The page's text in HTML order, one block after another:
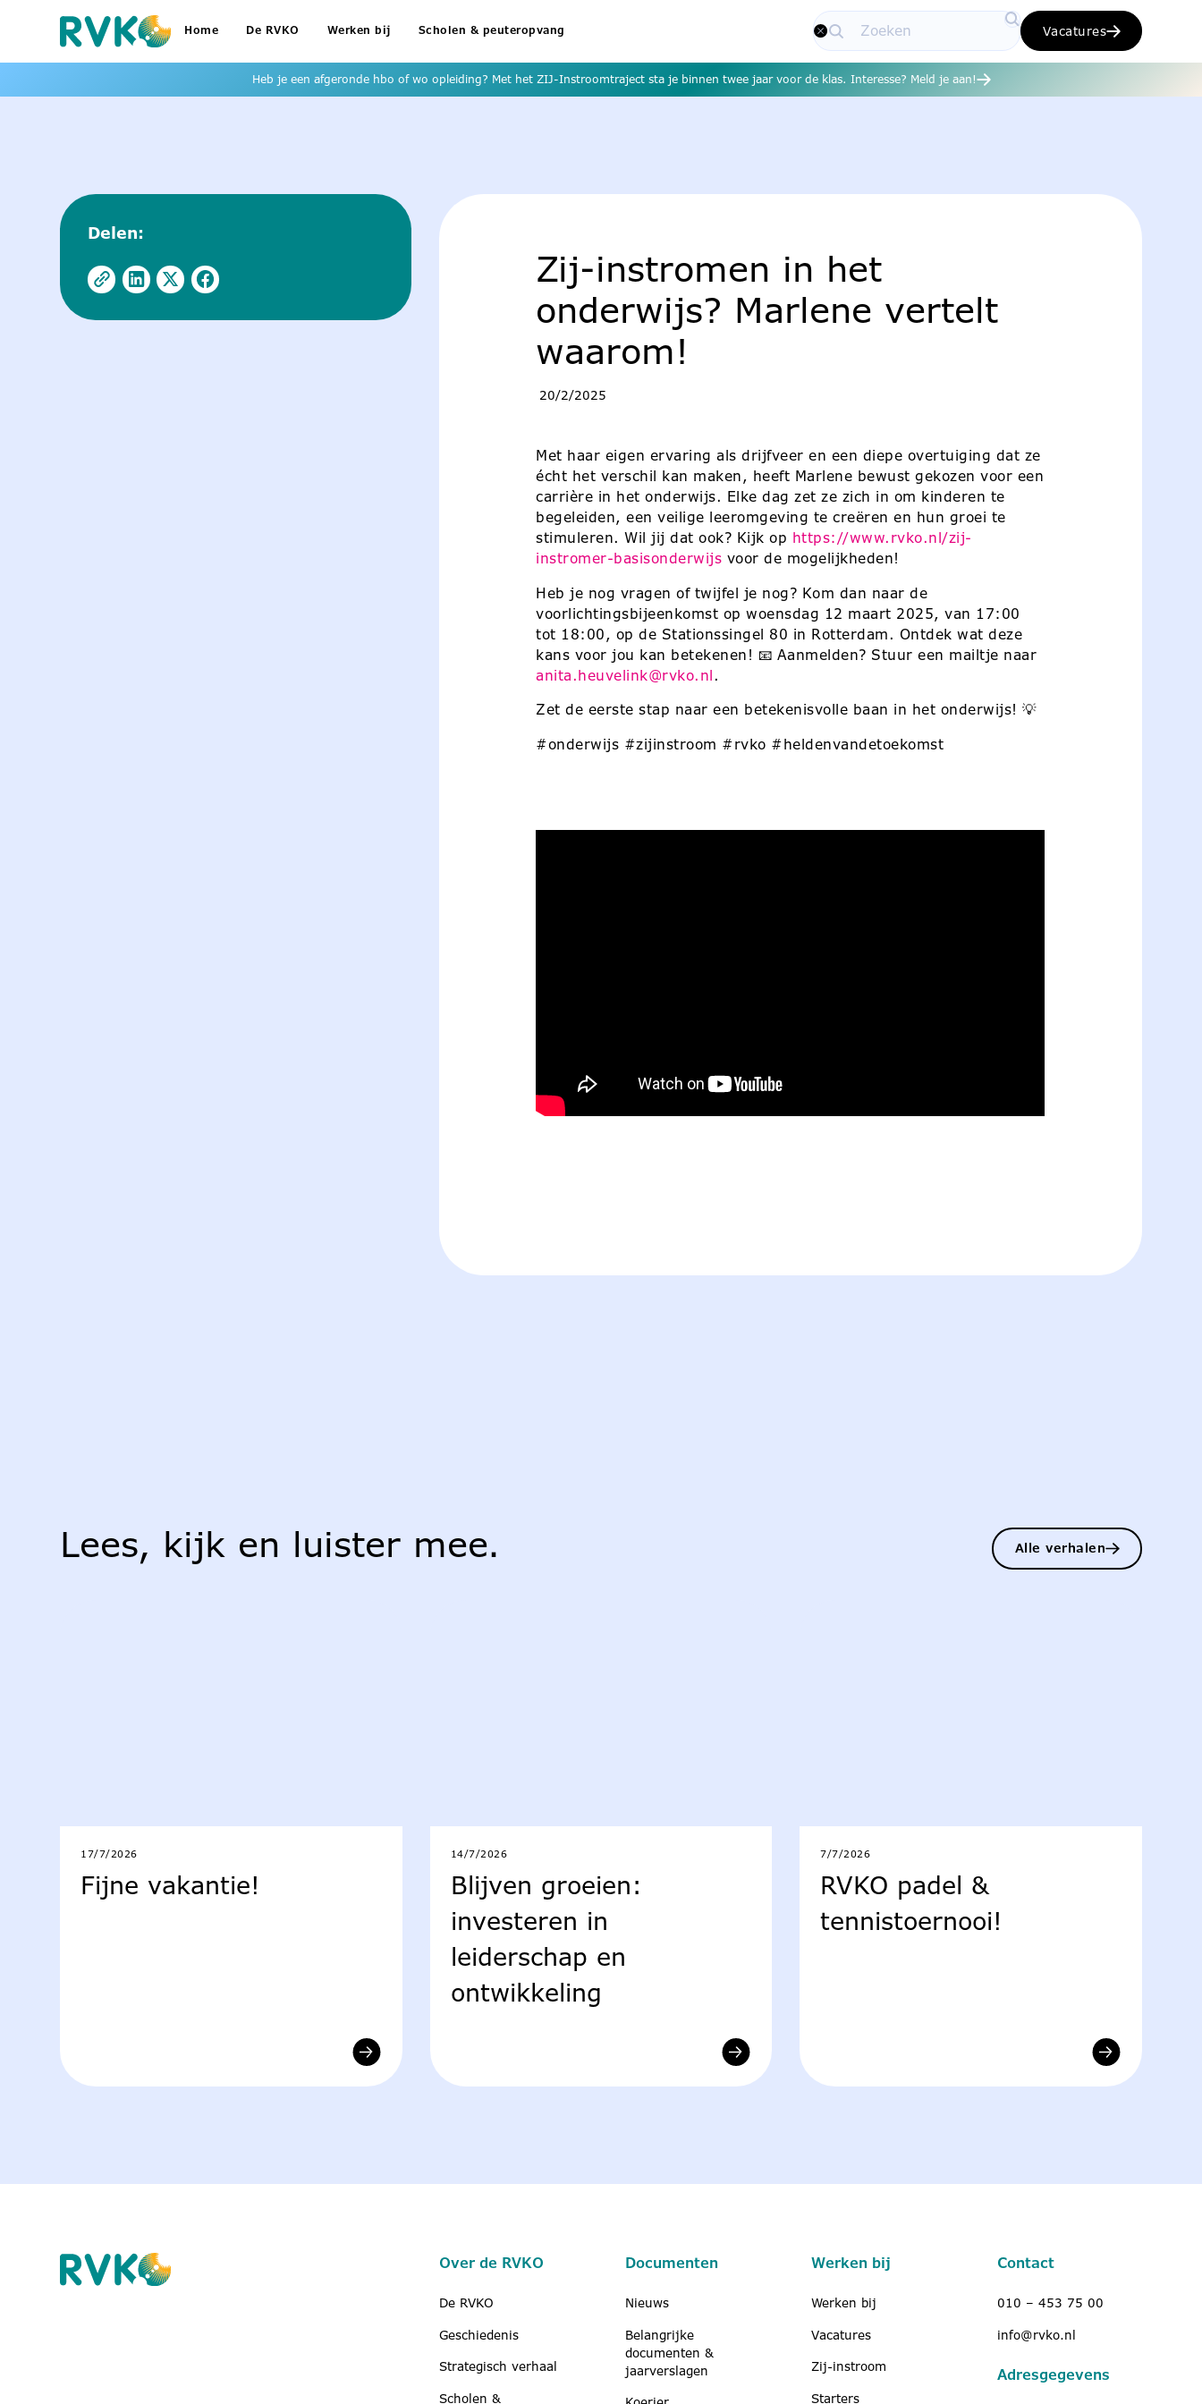
Home De RVKO Werken bij Scholen & peuteropvang Vacatures
Heb je een afgeronde hbo of wo opleiding? Met het ZIJ-Instroomtraject sta je binnen twee jaar voor de klas. Interesse? Meld je aan!
Delen:
Zij-instromen in het
onderwijs? Marlene vertelt
waarom!
20/2/2025
Met haar eigen ervaring als drijfveer en een diepe overtuiging dat ze
écht het verschil kan maken, heeft Marlene bewust gekozen voor een
carrière in het onderwijs. Elke dag zet ze zich in om kinderen te
begeleiden, een veilige leeromgeving te creëren en hun groei te
stimuleren. Wil jij dat ook? Kijk op https://www.rvko.nl/zij-
instromer-basisonderwijs voor de mogelijkheden!
Heb je nog vragen of twijfel je nog? Kom dan naar de
voorlichtingsbijeenkomst op woensdag 12 maart 2025, van 17:00
tot 18:00, op de Stationssingel 80 in Rotterdam. Ontdek wat deze
kans voor jou kan betekenen! 📧 Aanmelden? Stuur een mailtje naar
anita.heuvelink@rvko.nl.
Zet de eerste stap naar een betekenisvolle baan in het onderwijs! 💡
#onderwijs #zijinstroom #rvko #heldenvandetoekomst
Lees, kijk en luister mee. Alle verhalen
17/7/2026
Fijne vakantie!
14/7/2026
Blijven groeien:
investeren in
leiderschap en
ontwikkeling
7/7/2026
RVKO padel &
tennistoernooi!
Over de RVKO
De RVKO
Geschiedenis
Strategisch verhaal
Scholen &
Documenten
Nieuws
Belangrijke
documenten &
jaarverslagen
Werken bij
Werken bij
Vacatures
Zij-instroom
Starters
Contact
010 – 453 75 00
info@rvko.nl
Adresgegevens